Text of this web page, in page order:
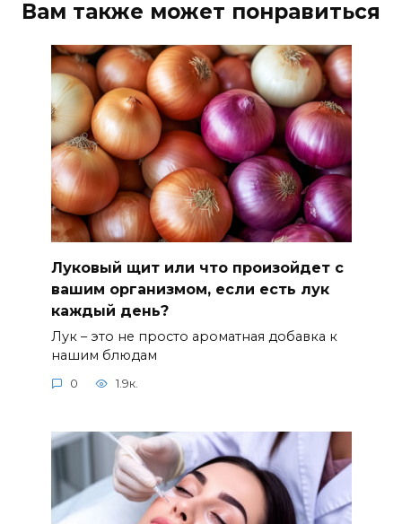
Вам также может понравиться
Луковый щит или что произойдет с
вашим организмом, если есть лук
каждый день?
Лук – это не просто ароматная добавка к
нашим блюдам
0 1.9к.